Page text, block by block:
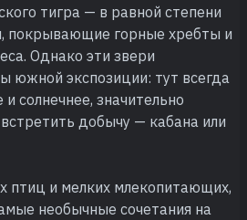
тигра — в равной степени
покрывающие горные хребты и
Однако эти звери
южной экспозиции: тут всегда
солнечнее, значительно
добычу — кабана или
птиц и мелких млекопитающих,
необычные сочетания на